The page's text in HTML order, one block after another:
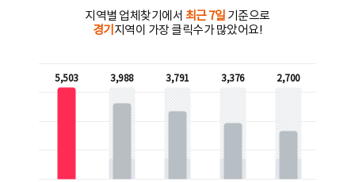
지역별 업체찾기에서 최근 7일 기준으로
경기 지역이 가장 클릭수가 많았어요!
5,503 3,988 3,791 3,376 2,700